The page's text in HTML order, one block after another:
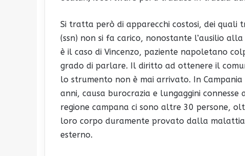
Si tratta però di apparecchi costosi, dei quali
(ssn) non si fa carico, nonostante l’ausilio
è il caso di Vincenzo, paziente napoletano
grado di parlare. Il diritto ad ottenere il
lo strumento non è mai arrivato. In
anni, causa burocrazia e lungaggini
regione campana ci sono altre 30 persone,
loro corpo duramente provato dalla
esterno.